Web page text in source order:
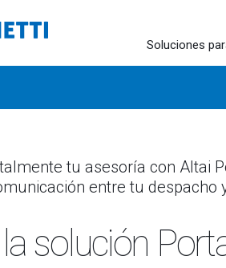
Soluciones
tu asesoría con Altai
entre tu despacho
solución